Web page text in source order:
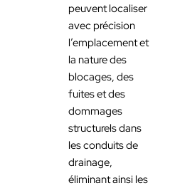
peuvent localiser
avec précision
l’emplacement et
la nature des
blocages, des
fuites et des
dommages
structurels dans
les conduits de
drainage,
éliminant ainsi les